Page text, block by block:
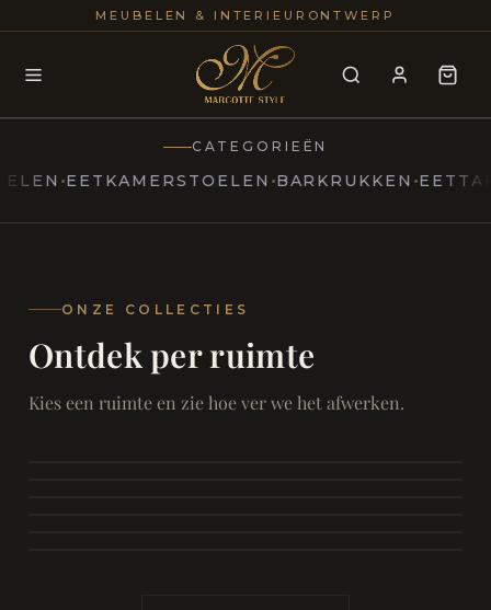
MEUBELEN & INTERIEURONTWERP
Modern
Marcottestyle Living
25+
CATEGORIEËN
EETKAMERSTOELEN BARKRUKKEN EETTAFELS
ONZE COLLECTIES
Ontdek per ruimte
Kies een ruimte en zie hoe ver we het afwerken.
SAMEN ONTSPANNEN
Woonkamer
Eetkamer
RUST EN RETRAITE